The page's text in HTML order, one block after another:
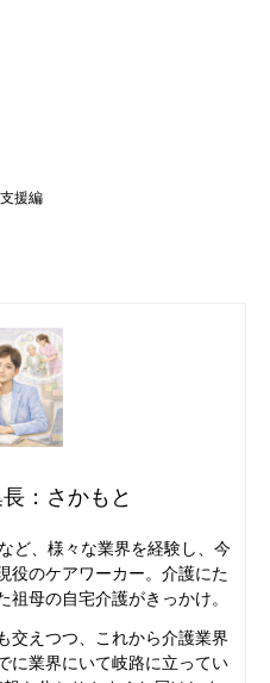
援編
：さかもと
ど、様々な業界を経験し、今
役のケアワーカー。介護にた
祖母の自宅介護がきっかけ。
交えつつ、これから介護業界
に業界にいて岐路に立ってい